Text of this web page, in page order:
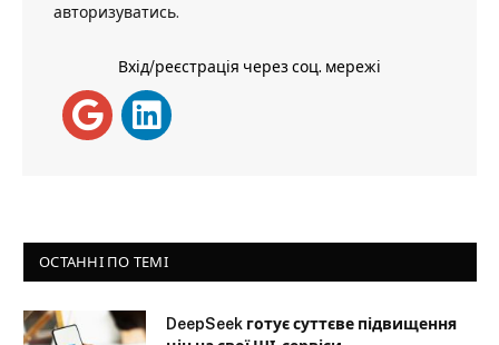
авторизуватись.
Вхід/реєстрація через соц. мережі
ОСТАННІ ПО ТЕМІ
DeepSeek готує суттєве підвищення